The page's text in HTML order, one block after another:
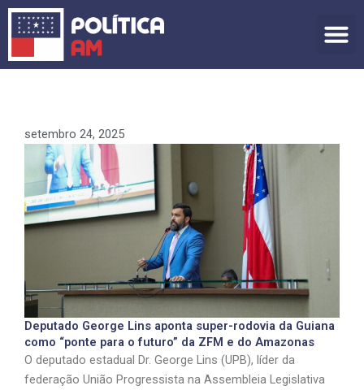
para
conteúdo
setembro 24, 2025
Deputado George Lins aponta super-rodovia da Guiana
como “ponte para o futuro” da ZFM e do Amazonas
O deputado estadual Dr. George Lins (UPB), líder da
federação União Progressista na Assembleia Legislativa